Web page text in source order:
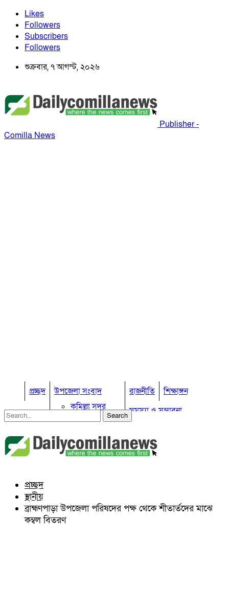
Likes
Followers
Subscribers
Followers
শুক্রবার, ৭ আগস্ট, ২০২৬
Publisher -
Comilla News
প্রচ্ছদ
উপজেলা সংবাদ
কুমিল্লা সদর
কুমিল্লা সদর দক্ষিণ
ব্রাহ্মণপাড়া
লাকসাম
লালমাই
রাজনীতি
শিক্ষাঙ্গন
সমস্যা ও সম্ভাবনা
কুমিল্লা ভোটের হাওয়া
কুমিল্লার ঐতিহ্য
প্রচ্ছদ
স্থানীয়
ব্রাহ্মণপাড়া উপজেলা পরিষদের পক্ষ থেকে শীতার্তদের মাঝে
কম্বল বিতরণ